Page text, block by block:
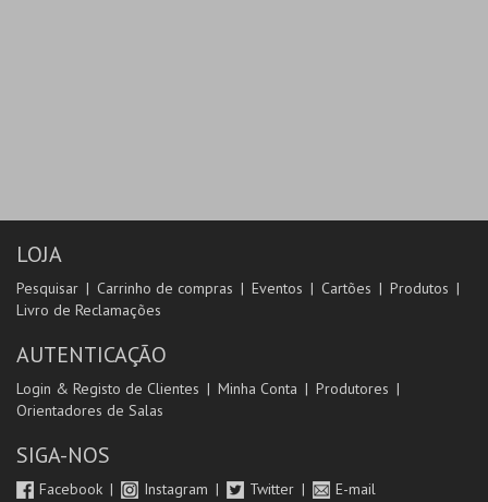
LOJA
Pesquisar Carrinho de compras Eventos Cartões
Produtos
Livro de Reclamações
AUTENTICAÇÃO
Login & Registo de Clientes Minha Conta
Produtores
Orientadores de Salas
SIGA-NOS
Facebook Instagram Twitter E-mail